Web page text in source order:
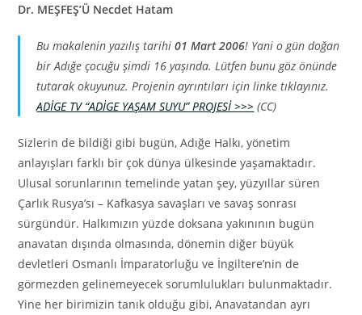
Dr. MEŞFEŞ’Ü Necdet Hatam
Bu makalenin yazılış tarihi01 Mart 2006! Yani o gün doğan
bir Adığe çocuğu şimdi 16 yaşında. Lütfen bunu göz önünde
tutarak okuyunuz. Projenin ayrıntıları için linke tıklayınız.
ADİGE TV “ADİGE YAŞAM SUYU” PROJESİ >>> (CC)
Sizlerin de bildiği gibi bugün, Adığe Halkı, yönetim
anlayışları farklı bir çok dünya ülkesinde yaşamaktadır.
Ulusal sorunlarının temelinde yatan şey, yüzyıllar süren
Çarlık Rusya’sı – Kafkasya savaşları ve savaş sonrası
sürgündür. Halkımızın yüzde doksana yakınının bugün
anavatan dışında olmasında, dönemin diğer büyük
devletleri Osmanlı İmparatorluğu ve İngiltere’nin de
görmezden gelinemeyecek sorumlulukları bulunmaktadır.
Yine her birimizin tanık olduğu gibi, Anavatandan ayrı